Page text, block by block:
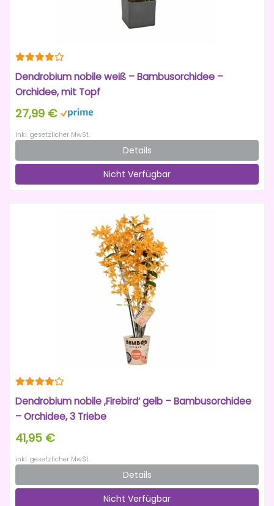
Dendrobium nobile weiß – Bambusorchidee –
Orchidee, mit Topf
27,99 €
inkl. gesetzlicher MwSt.
Details
Nicht Verfügbar
Dendrobium nobile ‚Firebird‘ gelb – Bambusorchidee
– Orchidee, 3 Triebe
41,95 €
inkl. gesetzlicher MwSt.
Details
Nicht Verfügbar